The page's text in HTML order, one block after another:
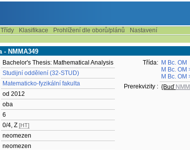
Třídy Klasifikace Prohlížení dle oborů/plánů
Nastavení
- NMMA349
Bachelor's Thesis: Mathematical Analysis
Studijní oddělení (32-STUD)
Matematicko-fyzikální fakulta
od 2012
oba
6
0/4, Z [HT]
neomezen
neomezen
Třída: M Bc. OM
M Bc. OM
M Bc. OM
Prerekvizity : {Buď